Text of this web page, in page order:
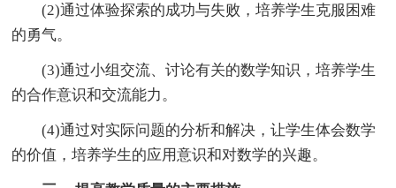
(2)通过体验探索的成功与失败，培养学生克服困难
的勇气。
(3)通过小组交流、讨论有关的数学知识，培养学生
的合作意识和交流能力。
(4)通过对实际问题的分析和解决，让学生体会数学
的价值，培养学生的应用意识和对数学的兴趣。